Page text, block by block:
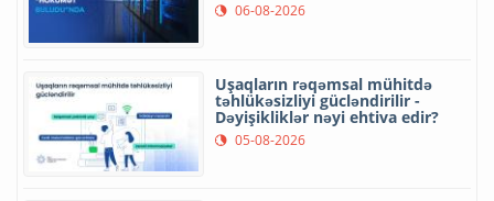
06-08-2026
Uşaqların rəqəmsal mühitdə
təhlükəsizliyi gücləndirilir -
Dəyişikliklər nəyi ehtiva edir?
05-08-2026